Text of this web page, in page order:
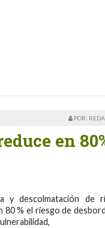
POR:
en
y descolmatación de
80 % el riesgo de